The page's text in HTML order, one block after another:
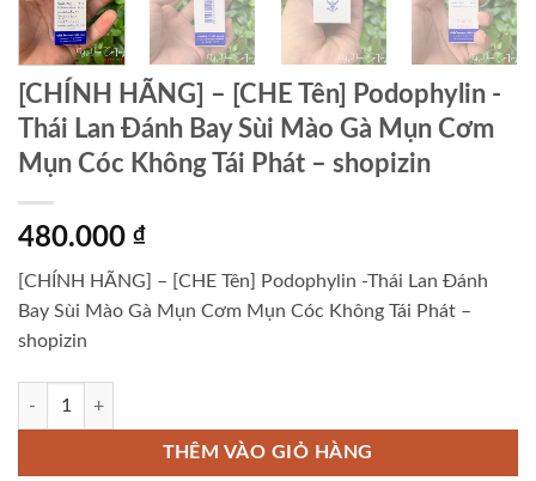
[CHÍNH HÃNG] – [CHE Tên] Podophylin -
Thái Lan Đánh Bay Sùi Mào Gà Mụn Cơm
Mụn Cóc Không Tái Phát – shopizin
480.000 ₫
[CHÍNH HÃNG] – [CHE Tên] Podophylin -Thái Lan Đánh
Bay Sùi Mào Gà Mụn Cơm Mụn Cóc Không Tái Phát –
shopizin
[CHÍNH HÃNG] - [CHE Tên] Podophylin -Thái Lan Đánh Bay Sùi
THÊM VÀO GIỎ HÀNG